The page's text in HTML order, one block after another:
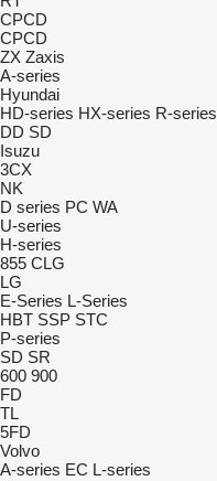
CPCD
CPCD
ZX Zaxis
A-series
Hyundai
HD-series HX-series R-series
DD SD
Isuzu
3CX
NK
D series PC WA
U-series
H-series
855 CLG
LG
E-Series L-Series
HBT SSP STC
P-series
SD SR
600 900
FD
TL
5FD
Volvo
A-series EC L-series